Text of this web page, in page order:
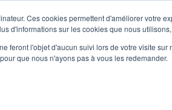
Ces cookies permettent d'améliorer votre
d'informations sur les cookies que nous
feront l'objet d'aucun suivi lors de votre visite
que nous n'ayons pas à vous les redemander.
Prix